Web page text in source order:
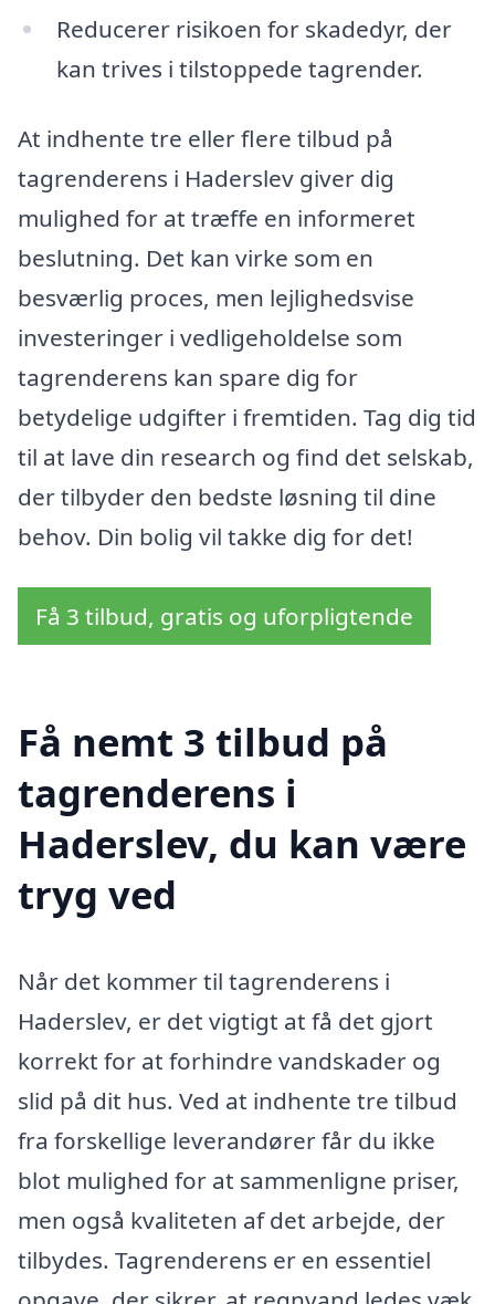
Reducerer risikoen for skadedyr, der
kan trives i tilstoppede tagrender.
At indhente tre eller flere tilbud på
tagrenderens i Haderslev giver dig
mulighed for at træffe en informeret
beslutning. Det kan virke som en
besværlig proces, men lejlighedsvise
investeringer i vedligeholdelse som
tagrenderens kan spare dig for
betydelige udgifter i fremtiden. Tag dig tid
til at lave din research og find det selskab,
der tilbyder den bedste løsning til dine
behov. Din bolig vil takke dig for det!
Få 3 tilbud, gratis og uforpligtende
Få nemt 3 tilbud på
tagrenderens i
Haderslev, du kan være
tryg ved
Når det kommer til tagrenderens i
Haderslev, er det vigtigt at få det gjort
korrekt for at forhindre vandskader og
slid på dit hus. Ved at indhente tre tilbud
fra forskellige leverandører får du ikke
blot mulighed for at sammenligne priser,
men også kvaliteten af det arbejde, der
tilbydes. Tagrenderens er en essentiel